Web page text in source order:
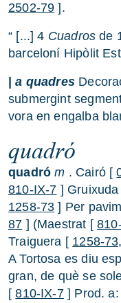
2502-79 ].
“ [...] 4 Cuadros de
barceloní Hipòlit
a quadres
submergint
vora en engalba
quadró
quadró m . Cairó [
810-IX-7 ]
1258-73 ] Per
87 ] (Maestrat [
Traiguera [ 1258-
A Tortosa es diu
gran, de què se
[810-IX-7] Prod. a: